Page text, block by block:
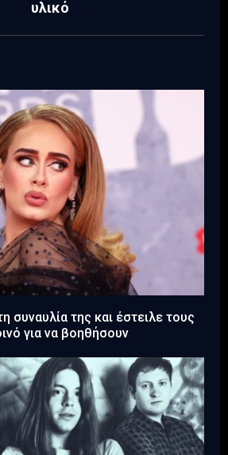
υλικό
συναυλία της και έστειλε τους
για να βοηθήσουν